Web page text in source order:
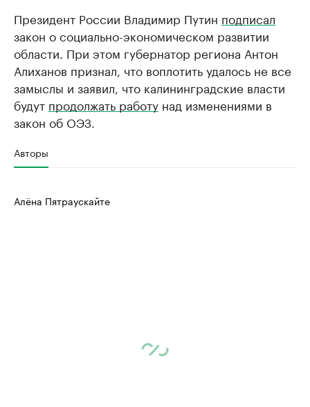
Президент России Владимир Путин подписал
закон о социально-экономическом развитии
области. При этом губернатор региона Антон
Алиханов признал, что воплотить удалось не все
замыслы и заявил, что калининградские власти
будут продолжать работу над изменениями в
закон об ОЭЗ.
Авторы
Алёна Пятраускайте